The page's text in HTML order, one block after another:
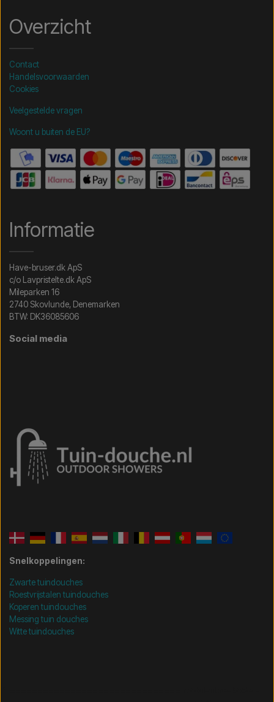
Overzicht
Contact
Handelsvoorwaarden
Cookies
Veelgestelde vragen
Woont u buiten de EU?
Informatie
Have-bruser.dk ApS
c/o Lavpristelte.dk ApS
Mileparken 16
2740 Skovlunde, Denemarken
BTW: DK36085606
Social media
Snelkoppelingen:
Zwarte tuindouches
Roestvrijstalen tuindouches
Koperen tuindouches
Messing tuin douches
Witte tuindouches